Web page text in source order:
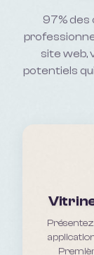
97%
site web,
potentiels